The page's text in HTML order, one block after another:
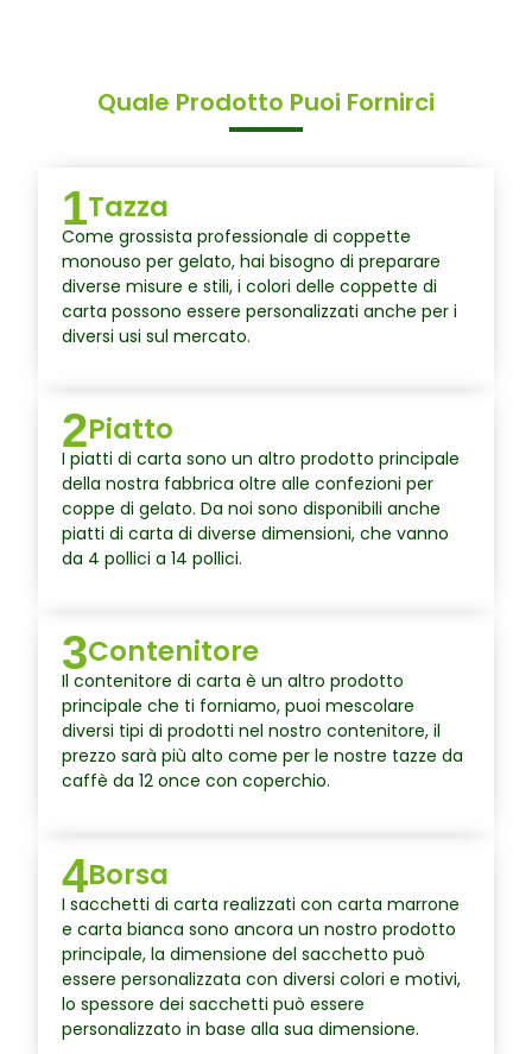
Quale Prodotto Puoi Fornirci
1Tazza
Come grossista professionale di coppette
monouso per gelato, hai bisogno di preparare
diverse misure e stili, i colori delle coppette di
carta possono essere personalizzati anche per i
diversi usi sul mercato.
2Piatto
I piatti di carta sono un altro prodotto principale
della nostra fabbrica oltre alle confezioni per
coppe di gelato. Da noi sono disponibili anche
piatti di carta di diverse dimensioni, che vanno
da 4 pollici a 14 pollici.
3Contenitore
Il contenitore di carta è un altro prodotto
principale che ti forniamo, puoi mescolare
diversi tipi di prodotti nel nostro contenitore, il
prezzo sarà più alto come per le nostre tazze da
caffè da 12 once con coperchio.
4Borsa
I sacchetti di carta realizzati con carta marrone
e carta bianca sono ancora un nostro prodotto
principale, la dimensione del sacchetto può
essere personalizzata con diversi colori e motivi,
lo spessore dei sacchetti può essere
personalizzato in base alla sua dimensione.